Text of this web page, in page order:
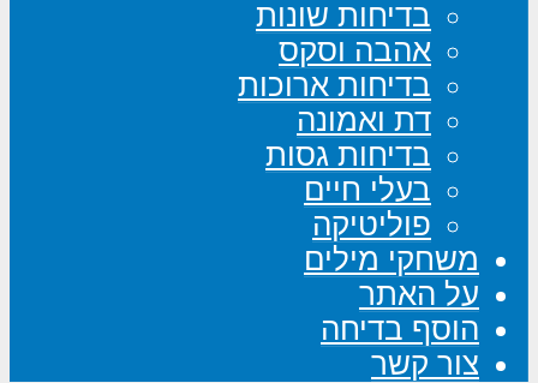
בדיחות שונות
אהבה וסקס
בדיחות ארוכות
דת ואמונה
בדיחות גסות
בעלי חיים
פוליטיקה
משחקי מילים
על האתר
הוסף בדיחה
צור קשר